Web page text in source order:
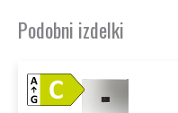
Podobni izdelki